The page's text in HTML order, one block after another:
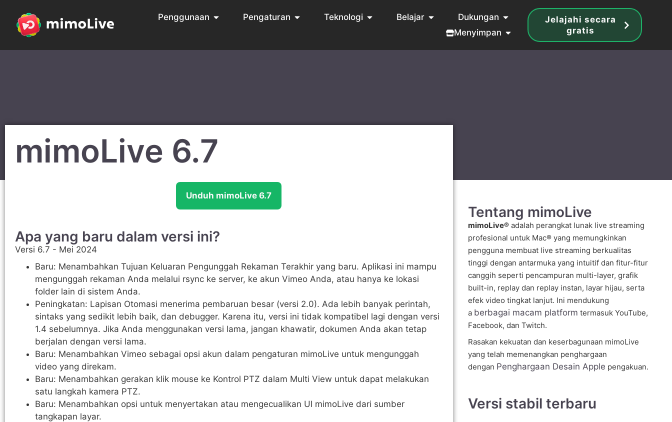
Penggunaan Pengaturan Teknologi Belajar
Dukungan
Menyimpan
Jelajahi secara
gratis
mimoLive 6.7
Unduh mimoLive 6.7
Apa yang baru dalam versi ini?
Versi 6.7 - Mei 2024
Baru: Menambahkan Tujuan Keluaran Pengunggah Rekaman Terakhir yang baru. Aplikasi ini mampu
mengunggah rekaman Anda melalui rsync ke server, ke akun Vimeo Anda, atau hanya ke lokasi
folder lain di sistem Anda.
Peningkatan: Lapisan Otomasi menerima pembaruan besar (versi 2.0). Ada lebih banyak perintah,
sintaks yang sedikit lebih baik, dan debugger. Karena itu, versi ini tidak kompatibel lagi dengan versi
1.4 sebelumnya. Jika Anda menggunakan versi lama, jangan khawatir, dokumen Anda akan tetap
berjalan dengan versi lama.
Baru: Menambahkan Vimeo sebagai opsi akun dalam pengaturan mimoLive untuk mengunggah
video yang direkam.
Baru: Menambahkan gerakan klik mouse ke Kontrol PTZ dalam Multi View untuk dapat melakukan
satu langkah kamera PTZ.
Baru: Menambahkan opsi untuk menyertakan atau mengecualikan UI mimoLive dari sumber
tangkapan layar.
Tentang mimoLive
mimoLive®adalah perangkat lunak live streaming
profesional untuk Mac® yang memungkinkan
pengguna membuat live streaming berkualitas
tinggi dengan antarmuka yang intuitif dan fitur-fitur
canggih seperti pencampuran multi-layer, grafik
built-in, replay dan replay instan, layar hijau, serta
efek video tingkat lanjut. Ini mendukung
a berbagai macam platform termasuk YouTube,
Facebook, dan Twitch.
Rasakan kekuatan dan keserbagunaan mimoLive
yang telah memenangkan penghargaan
dengan Penghargaan Desain Apple pengakuan.
Versi stabil terbaru